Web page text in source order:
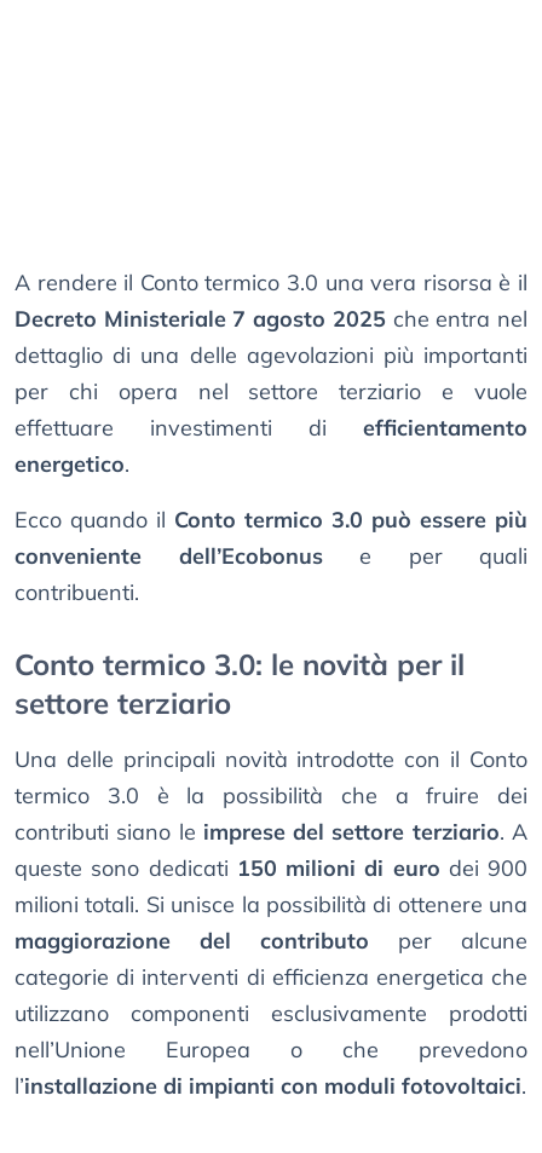
A rendere il Conto termico 3.0 una vera risorsa è il
Decreto Ministeriale 7 agosto 2025 che entra nel
dettaglio di una delle agevolazioni più importanti
per chi opera nel settore terziario e vuole
effettuare investimenti di efficientamento
energetico.
Ecco quando il Conto termico 3.0 può essere più
conveniente dell’Ecobonuse per quali
contribuenti.
Conto termico 3.0: le novità per il
settore terziario
Una delle principali novità introdotte con il Conto
termico 3.0 è la possibilità che a fruire dei
contributi siano le imprese del settore terziario. A
queste sono dedicati 150 milioni di euro dei 900
milioni totali. Si unisce la possibilità di ottenere una
maggiorazione del contributo per alcune
categorie di interventi di efficienza energetica che
utilizzano componenti esclusivamente prodotti
nell’Unione Europea o che prevedono
l’installazione di impianti con moduli fotovoltaici.